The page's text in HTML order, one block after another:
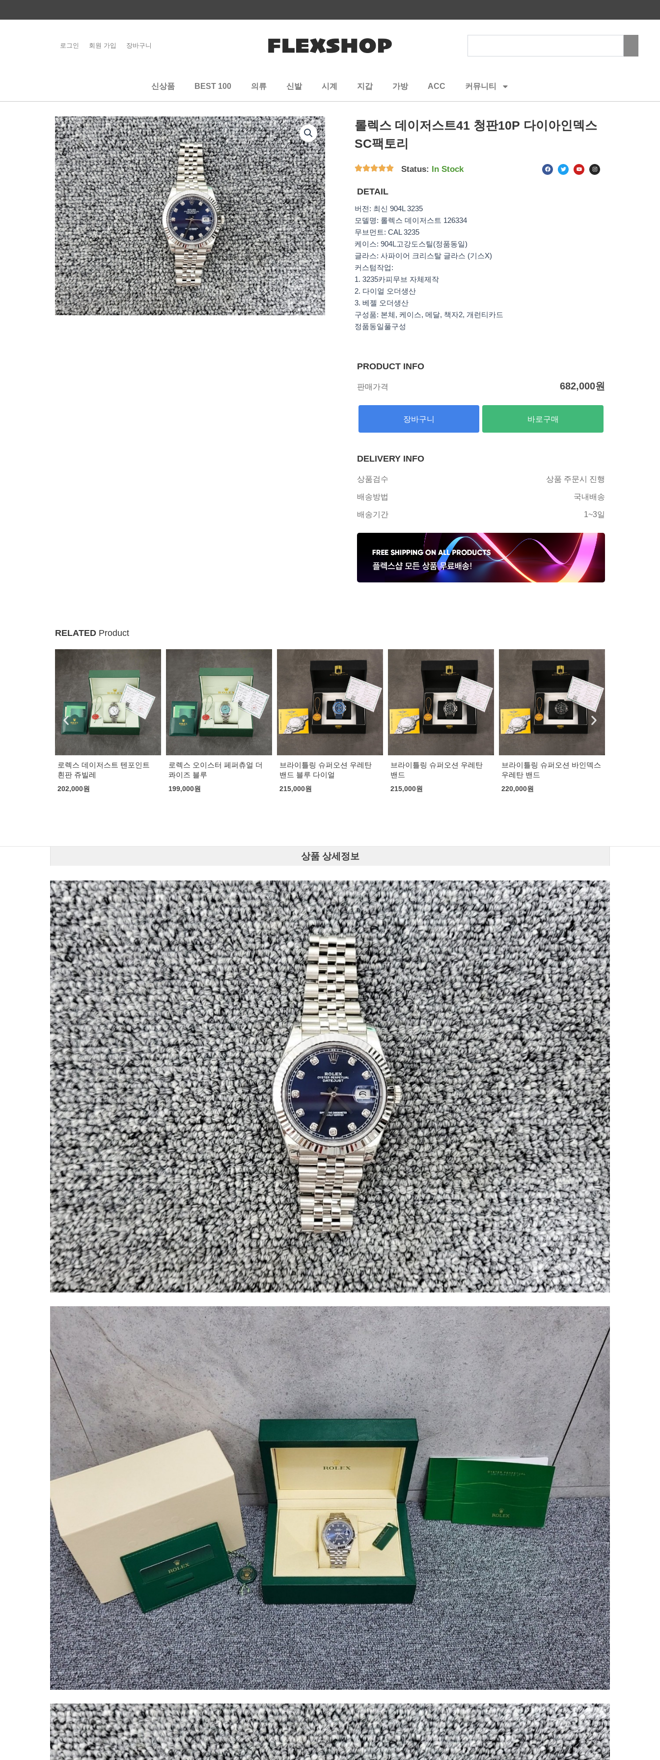
텐
해외배송 관련 공
로그인 회원 가입 장바구니
신상품 BEST 100 의류 신발 시계 지갑 가방 ACC 커뮤니티
롤렉스 데이저스트41 청판10P 다이아인덱스
SC팩토리
Status: In Stock F
a
c
T
w
i
Y
o
u
I
n
s
DETAIL
버전: 최신 904L 3235
모델명: 롤렉스 데이저스트 126334
무브먼트: CAL 3235
케이스: 904L고강도스틸(정품동일)
글라스: 사파이어 크리스탈 글라스 (기스X)
커스텀작업:
1. 3235카피무브 자체제작
2. 다이얼 오더생산
3. 베젤 오더생산
구성품: 본체, 케이스, 메달, 책자2, 개런티카드
정품동일풀구성
PRODUCT INFO
판매가격 682,000원
장바구니 바로구매
DELIVERY INFO
상품검수 상품 주문시 진행
배송방법 국내배송
배송기간 1~3일
RELATED Product
로렉스 오이스터 페퍼츄얼 더
콰이즈 블루
199,000원
브라이틀링 슈퍼오션 우레탄
밴드 블루 다이얼
215,000원
브라이틀링 슈퍼오션 우레탄
밴드
215,000원
브라이틀링 슈퍼오션 바인덱스
우레탄 밴드
220,000원
로렉스 데이저스트 텐포인트
흰판 쥬빌레
202,000원
상품 상세정보